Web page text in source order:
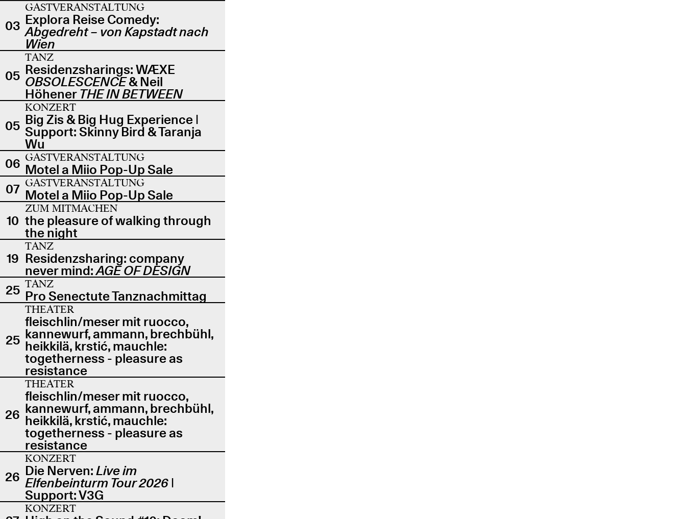
03
GASTVERANSTALTUNG
Explora Reise Comedy:
Abgedreht – von Kapstadt nach
Wien
05
TANZ
Residenzsharings: WÆXE
OBSOLESCENCE& Neil
Höhener THE IN BETWEEN
05
KONZERT
Big Zis & Big Hug Experience |
Support: Skinny Bird & Taranja
Wu
06 GASTVERANSTALTUNG
Motel a Miio Pop-Up Sale
07 GASTVERANSTALTUNG
Motel a Miio Pop-Up Sale
10
ZUM MITMACHEN
the pleasure of walking through
the night
19
TANZ
Residenzsharing: company
never mind:AGE OF DESIGN
25 TANZ
Pro Senectute Tanznachmittag
25
THEATER
fleischlin/meser mit ruocco,
kannewurf, ammann, brechbühl,
heikkilä, krstić, mauchle:
togetherness - pleasure as
resistance
26
THEATER
fleischlin/meser mit ruocco,
kannewurf, ammann, brechbühl,
heikkilä, krstić, mauchle:
togetherness - pleasure as
resistance
26
KONZERT
Die Nerven:Live im
Elfenbeinturm Tour 2026 |
Support: V3G
KONZERT